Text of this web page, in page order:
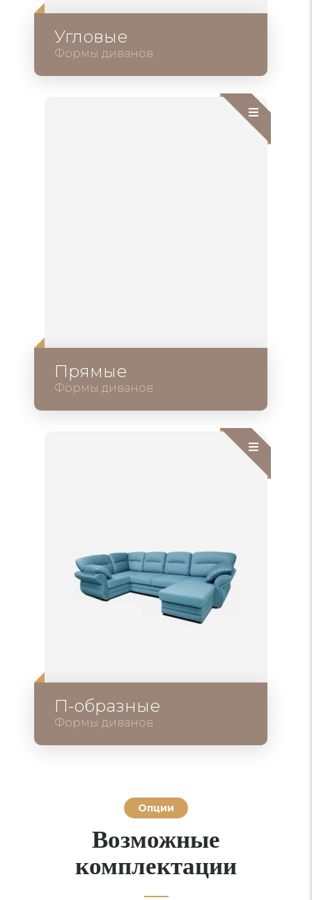
Угловые
Формы диванов
Прямые
Формы диванов
П-образные
Формы диванов
Опции
Возможные
комплектации